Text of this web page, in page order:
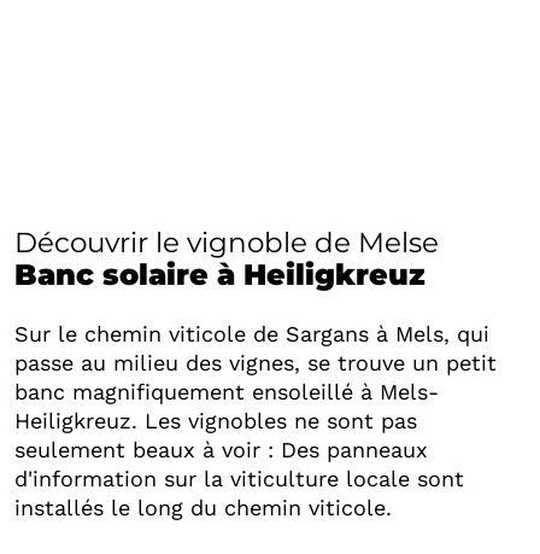
Découvrir le vignoble de Melse
Banc solaire à Heiligkreuz
Sur le chemin viticole de Sargans à Mels, qui
passe au milieu des vignes, se trouve un petit
banc magnifiquement ensoleillé à Mels-
Heiligkreuz. Les vignobles ne sont pas
seulement beaux à voir : Des panneaux
d'information sur la viticulture locale sont
installés le long du chemin viticole.